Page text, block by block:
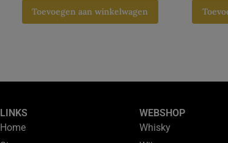
Toevoegen aan winkelwagen
LINKS
Home
WEBSHOP
Whisky